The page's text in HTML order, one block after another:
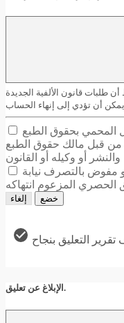
طلبات قانون الألفية الجديدة
المحمي بحقوق الطبع
من قبل مالك حقوق الطبع
والنشر أو وكيله أو القانون
مفوض بالتصرف نيابة
إلغاء خضع
الإبلاغ عن تعليق.